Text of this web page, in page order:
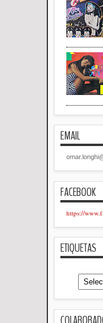
EMAIL
FACEBOOK
https://
ETIQUETAS